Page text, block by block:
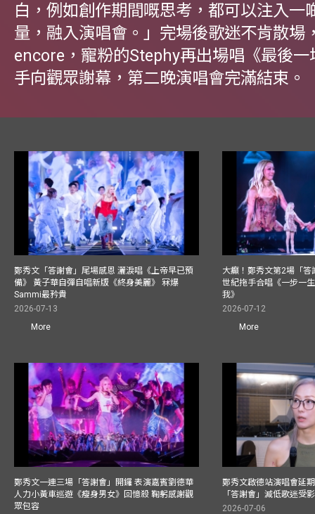
白，例如創作期間嘅思考，都可以注入一
量，融入演唱會。」完場後歌迷不肯散場
encore，寵粉的Stephy再出場唱《最後一
手向觀眾謝幕，第二晚演唱會完滿結束。
鄭秀文「答謝會」尾場感恩 灑淚唱《上帝早已預
備》 黃子華自彈自唱新版《終身美麗》 冧爆
Sammi最矜貴
2026-07-13
More
大癲！鄭秀文第2場「
世紀拖手合唱《一步一
我》
2026-07-12
More
鄭秀文一連三場「答謝會」開鑼 表演嘉賓劉德華
人力小黃車巡遊《瘦身男女》回憶殺 鞠躬感謝觀
眾包容
鄭秀文啟德站演唱會延
「答謝會」減低歌迷受
2026-07-06